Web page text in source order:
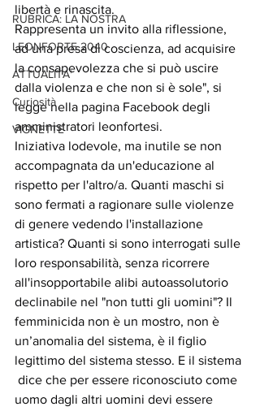
RUBRICA: LA NOSTRA
LEONFORTE 2040
ATTUALITA'
Curiosità
VIGNETTE
libertà e rinascita.
Rappresenta un invito alla riflessione,
ad una presa di coscienza, ad acquisire
la consapevolezza che si può uscire
dalla violenza e che non si è sole", si
legge nella pagina Facebook degli
amministratori leonfortesi.
Iniziativa lodevole, ma inutile se non
accompagnata da un'educazione al
rispetto per l'altro/a. Quanti maschi si
sono fermati a ragionare sulle violenze
di genere vedendo l'installazione
artistica? Quanti si sono interrogati sulle
loro responsabilità, senza ricorrere
all'insopportabile alibi autoassolutorio
declinabile nel "non tutti gli uomini"? Il
femminicida non è un mostro, non è
un’anomalia del sistema, è il figlio
legittimo del sistema stesso. E il sistema
dice che per essere riconosciuto come
uomo dagli altri uomini devi essere